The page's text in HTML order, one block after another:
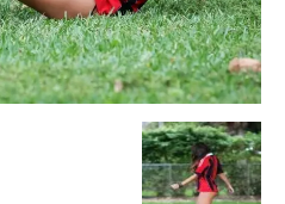
Escandalos,Morbo,